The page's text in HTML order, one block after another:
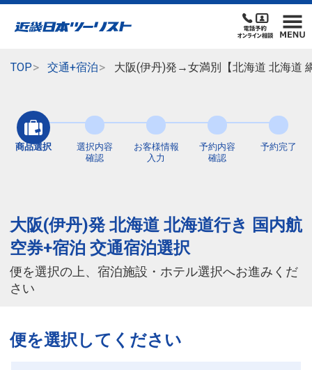
TOP 交通+宿泊 大阪(伊丹)発→女満別【北海道 北海道
商品選択
選択内容
確認
お客様情報
入力
予約内容
確認
予約完了
大阪(伊丹)発 北海道 北海道行き 国内航
空券+宿泊 交通宿泊選択
便を選択の上、宿泊施設・ホテル選択へお進みくだ
さい
便を選択してください